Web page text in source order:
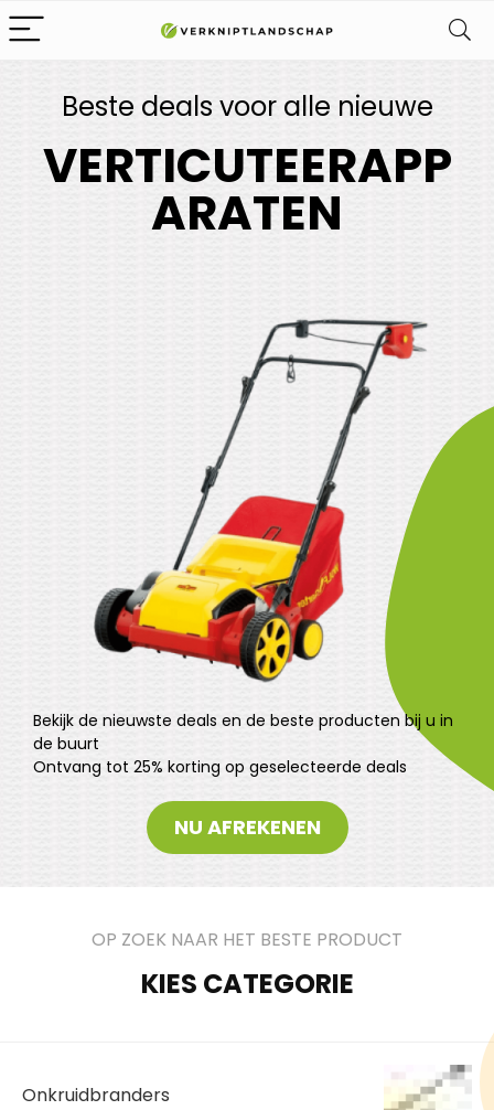
Beste deals voor alle nieuwe
VERTICUTEERAPP
ARATEN
Bekijk de nieuwste deals en de beste producten bij u in
de buurt
Ontvang tot 25% korting op geselecteerde deals
NU AFREKENEN
OP ZOEK NAAR HET BESTE PRODUCT
KIES CATEGORIE
Onkruidbranders